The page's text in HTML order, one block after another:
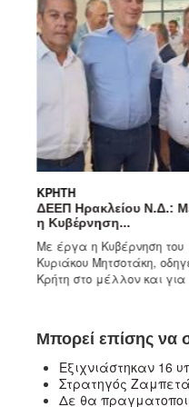
ΚΡΉΤΗ
ΔΕΕΠ Ηρακλείου Ν.Δ.: Με
η Κυβέρνηση...
Με έργα η Κυβέρνηση του
Κυριάκου Μητσοτάκη, οδηγεί την
Κρήτη στο μέλλον και για
Μπορεί επίσης να
Eξιχνιάστηκαν 16
Στρατηγός
Δε θα